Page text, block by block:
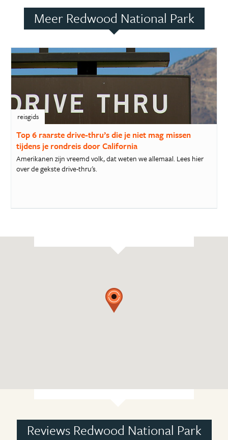
Meer Redwood National Park
reisgids
Top 6 raarste drive-thru’s die je niet mag missen
tijdens je rondreis door California
Amerikanen zijn vreemd volk, dat weten we allemaal. Lees hier
over de gekste drive-thru's.
Reviews Redwood National Park